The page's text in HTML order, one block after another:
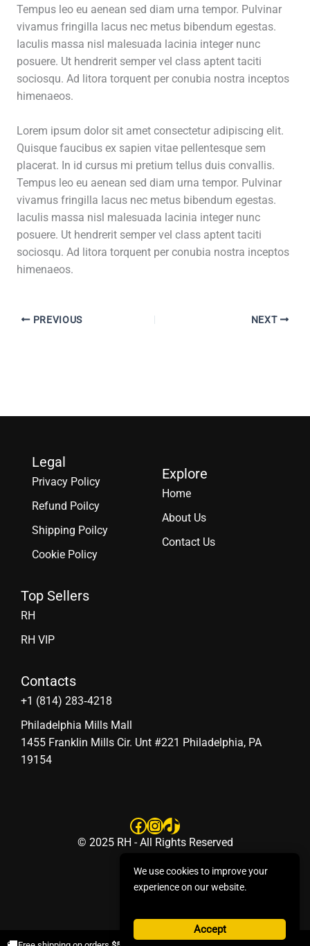
Tempus leo eu aenean sed diam urna tempor. Pulvinar
vivamus fringilla lacus nec metus bibendum egestas.
Iaculis massa nisl malesuada lacinia integer nunc
posuere. Ut hendrerit semper vel class aptent taciti
sociosqu. Ad litora torquent per conubia nostra inceptos
himenaeos.
Lorem ipsum dolor sit amet consectetur adipiscing elit.
Quisque faucibus ex sapien vitae pellentesque sem
placerat. In id cursus mi pretium tellus duis convallis.
Tempus leo eu aenean sed diam urna tempor. Pulvinar
vivamus fringilla lacus nec metus bibendum egestas.
Iaculis massa nisl malesuada lacinia integer nunc
posuere. Ut hendrerit semper vel class aptent taciti
sociosqu. Ad litora torquent per conubia nostra inceptos
himenaeos.
PREVIOUS NEXT
Legal
Privacy Policy
Refund Poilcy
Shipping Poilcy
Cookie Policy
Explore
Home
About Us
Contact Us
Top Sellers
RH
RH VIP
Contacts
‪+1 (814) 283‑4218
Philadelphia Mills Mall
1455 Franklin Mills Cir. Unt #221 Philadelphia, PA
19154
Facebook
Instagram
TikTok
© 2025 RH - All Rights Reserved
We use cookies to improve your
experience on our website.
Accept